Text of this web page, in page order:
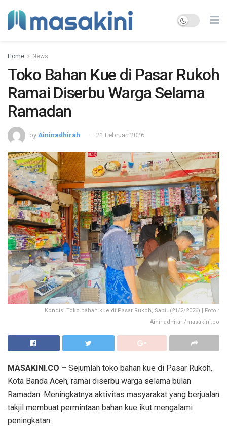
Home News
Toko Bahan Kue di Pasar Rukoh
Ramai Diserbu Warga Selama
Ramadan
by Aininadhirah 21 Februari 2026
Kondisi Toko bahan kue di Pasar Rukoh, Sabtu(21/2/2026) | Foto :
Aininadhirah/masakini.co
MASAKINI.CO – Sejumlah toko bahan kue di Pasar Rukoh,
Kota Banda Aceh, ramai diserbu warga selama bulan
Ramadan. Meningkatnya aktivitas masyarakat yang berjualan
takjil membuat permintaan bahan kue ikut mengalami
peningkatan.